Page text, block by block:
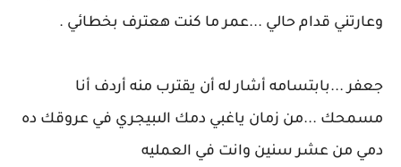
وعارتني قدام حالي ...عمر ما كنت هعترف بخطائي .
جعفر ...بابتسامه أشار له أن يقترب منه أردف أنا
مسمحك ...من زمان ياغبي دمك الىبيجري في عروقك ده
دمي من عشر سنين وانت في العمليه